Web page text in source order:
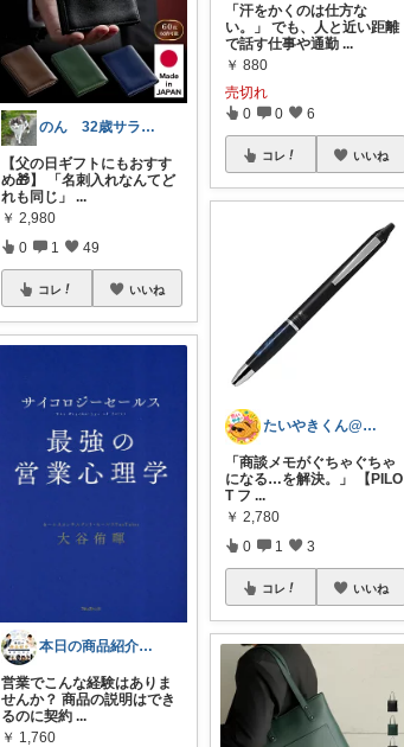
のん 32歳サラリーマン 週末農業
【父の日ギフトにもおすす
め🎁】 「名刺入れなんてど
れも同じ」
...
￥ 2,980
0 1 49
コレ いいね
本日の商品紹介（営業にまつわる商品紹介）
営業でこんな経験はありま
せんか？ 商品の説明はでき
るのに契約 ...
￥ 1,760
「汗をかくのは仕方な
い。」 でも、人と近い距離
で話す仕事や通勤 ...
￥ 880
売切れ
0 0 6
コレ いいね
たいやきくん@経由購入感謝です😊
「商談メモがぐちゃぐちゃ
になる…を解決。」 【PILO
T フ ...
￥ 2,780
0 1 3
コレ いいね